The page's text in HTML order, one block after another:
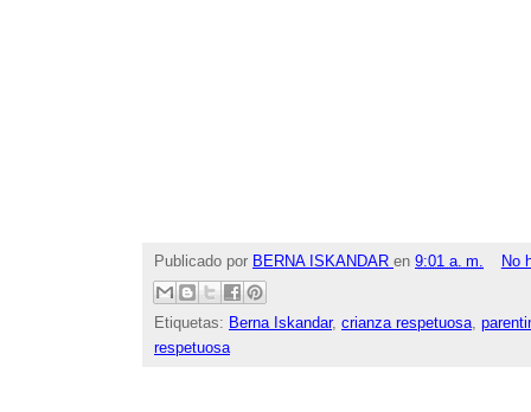
Publicado por BERNA ISKANDAR en 9:01 a. m. No
Etiquetas: Berna Iskandar, crianza respetuosa
respetuosa